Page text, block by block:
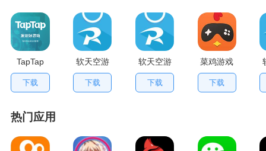
TapTap
V2.84.0
手机版
下载
软天空游
戏盒应用
下载
软天空游
戏大全
App
下载
菜鸡游戏
不用排队
版
下载
热门应用